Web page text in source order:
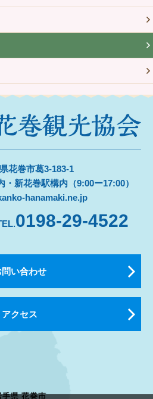
花巻市葛3-183-1
新花巻駅構内（9:00ー17:00）
hanamaki.ne.jp
0198-29-4522
問い合わせ
アクセス